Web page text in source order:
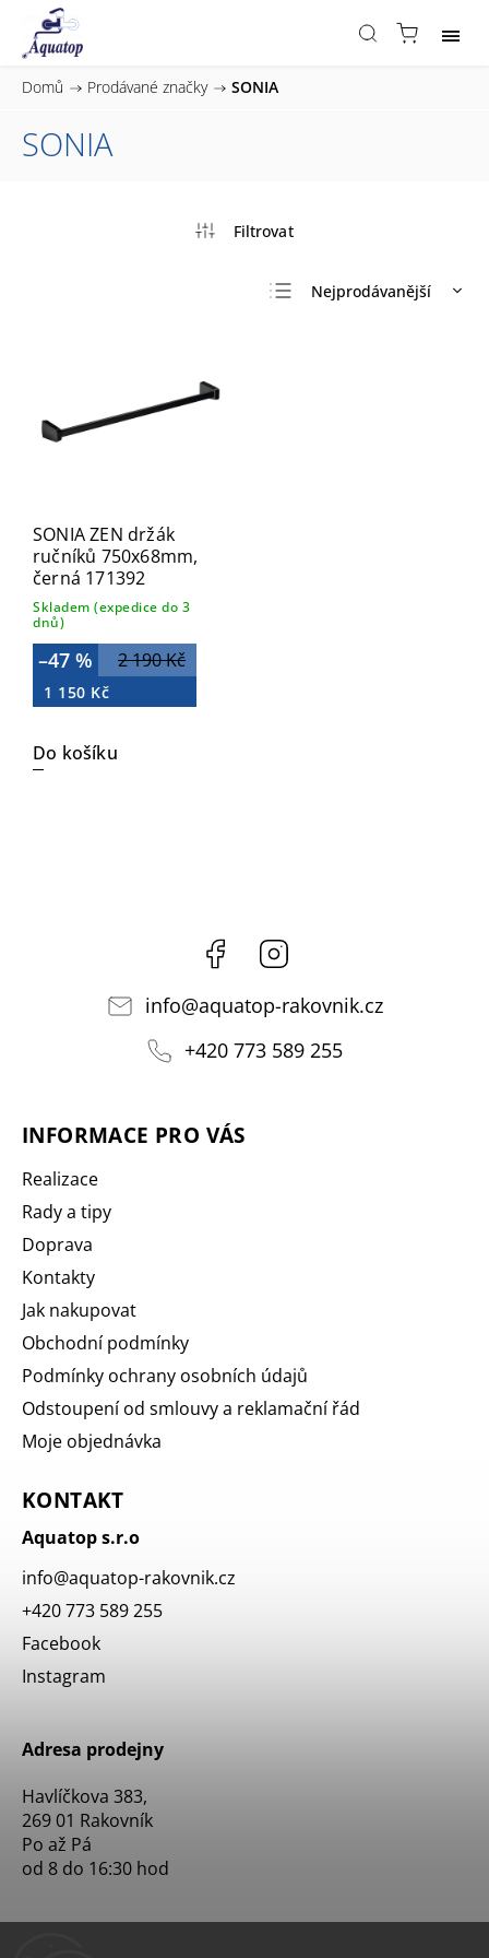
Domů / Prodávané značky / SONIA
SONIA
Nejprodávanější
SONIA ZEN držák
ručníků 750x68mm,
černá 171392
Skladem (expedice do 3
dnů)
2 190 Kč
–47 %
1 150 Kč
Do košíku
Facebook
info@aquatop-rakovnik.cz
+420 773 589 255
INFORMACE PRO VÁS
Realizace
Rady a tipy
Doprava
Kontakty
Jak nakupovat
Obchodní podmínky
Podmínky ochrany osobních údajů
Odstoupení od smlouvy a reklamační řád
Moje objednávka
KONTAKT
Aquatop s.r.o
info@aquatop-rakovnik.cz
+420 773 589 255
Facebook
Instagram
Adresa prodejny
Havlíčkova 383,
269 01 Rakovník
Po až Pá
od 8 do 16:30 hod